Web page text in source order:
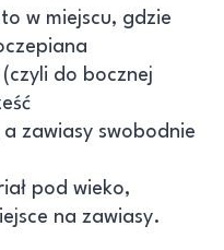
w miejscu, gdzie
do bocznej
zawiasy swobodnie
pod wieko,
na zawiasy.